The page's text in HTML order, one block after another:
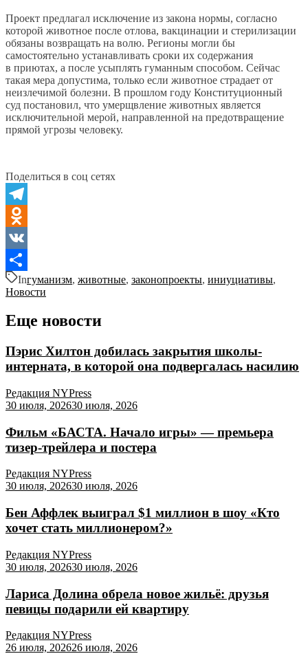
Проект предлагал исключение из закона нормы, согласно
которой животное после отлова, вакцинации и стерилизации
обязаны возвращать на волю. Регионы могли бы
самостоятельно устанавливать сроки их содержания
в приютах, а после усыплять гуманным способом. Сейчас
такая мера допустима, только если животное страдает от
неизлечимой болезни. В прошлом году Конституционный
суд постановил, что умерщвление животных является
исключительной мерой, направленной на предотвращение
прямой угрозы человеку.
Поделиться в соц сетях
Telegram
Odnoklassniki
VK
Отправить
Inгуманизм, животные, законопроекты, иниуциативы,
Новости
Еще новости
Пэрис Хилтон добилась закрытия школы-
интерната, в которой она подвергалась насилию
Редакция NYPress
30 июля, 202630 июля, 2026
Фильм «БАСТА. Начало игры» — премьера
тизер-трейлера и постера
Редакция NYPress
30 июля, 202630 июля, 2026
Бен Аффлек выиграл $1 миллион в шоу «Кто
хочет стать миллионером?»
Редакция NYPress
30 июля, 202630 июля, 2026
Лариса Долина обрела новое жильё: друзья
певицы подарили ей квартиру
Редакция NYPress
26 июля, 202626 июля, 2026